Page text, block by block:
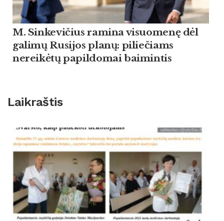
M. Sinkevičius ramina visuomenę dėl
galimų Rusijos planų: piliečiams
nereikėtų papildomai baimintis
Laikraštis